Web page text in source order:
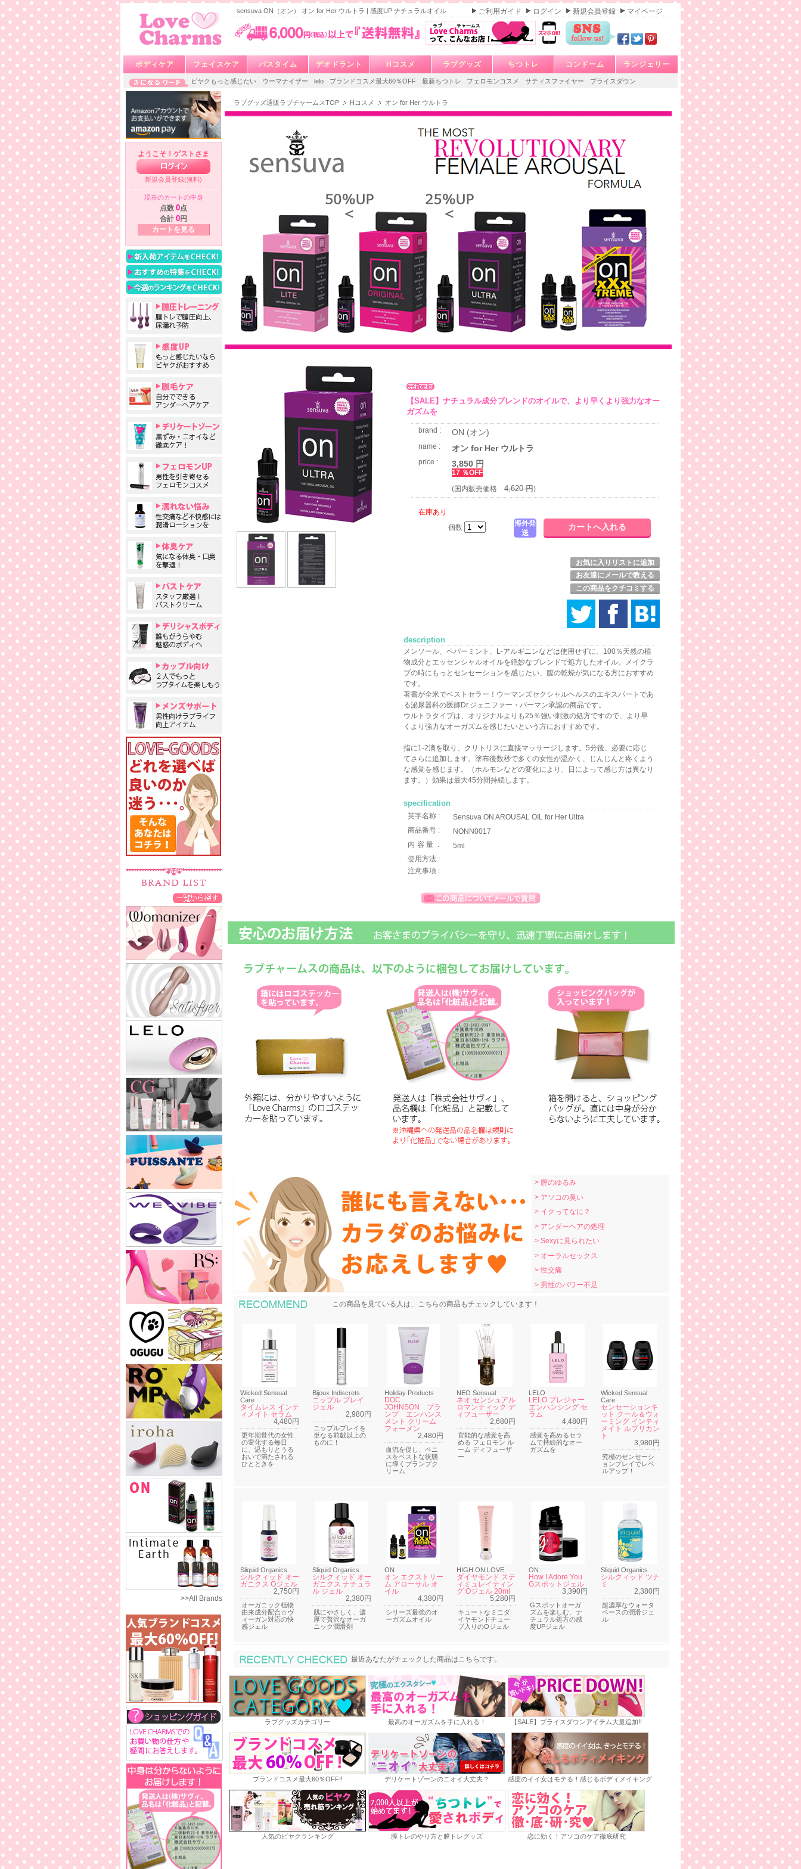
sensuva ON（オン） オン for Her ウルトラ | 感度UP ナチュラルオイル ご利用ガイド ログイン 新規会員登録 マイページ
ボディケア フェイスケア バスタイム デオドラント Hコスメ ラブグッズ ちつトレ コンドーム ランジェリー
ビヤクもっと感じたい ウーマナイザー lelo ブランドコスメ最大60％OFF 最新ちつトレ フェロモンコスメ サティスファイヤー プライスダウン
ようこそ！ゲストさま
新規会員登録(無料)
現在のカートの中身
点数 0点
合計 0円
カートを見る
>>All Brands
ラブグッズ通販ラブチャームスTOP Hコスメ オン for Her ウルトラ
【SALE】ナチュラル成分ブレンドのオイルで、より早くより強力なオー
ガズムを
brand : ON (オン)
name : オン for Her ウルトラ
price : 3,850 円
17 ％OFF
(国内販売価格4,620 円)
在庫あり
個数
海外発
送
お気に入りリストに追加
お友達にメールで教える
この商品をクチコミする
description
メンソール、ペパーミント、L-アルギニンなどは使用せずに、100％天然の植
物成分とエッセンシャルオイルを絶妙なブレンドで処方したオイル。メイクラ
ブの時にもっとセンセーションを感じたい、膣の乾燥が気になる方におすすめ
です。
著書が全米でベストセラー！ウーマンズセクシャルヘルスのエキスパートであ
る泌尿器科の医師Dr.ジェニファー・バーマン承認の商品です。
ウルトラタイプは、オリジナルよりも25％強い刺激の処方ですので、より早
くより強力なオーガズムを感じたいという方におすすめです。
指に1-2滴を取り、クリトリスに直接マッサージします。5分後、必要に応じ
てさらに追加します。塗布後数秒で多くの女性が温かく、じんじんと疼くよう
な感覚を感じます。（ホルモンなどの変化により、日によって感じ方は異なり
ます。）効果は最大45分間持続します。
specification
英字名称 :
Sensuva ON AROUSAL OIL for Her Ultra
商品番号 :
NONN0017
内容量 :
5ml
使用方法 :
注意事項 :
> 膣のゆるみ
> アソコの臭い
> イクってなに？
> アンダーヘアの処理
> Sexyに見られたい
> オーラルセックス
> 性交痛
> 男性のパワー不足
おすすめ商品
この商品を見ている人は、こちらの商品もチェックしています！
Wicked Sensual
Care
タイムレス インテ
ィメイト セラム
4,480円
更年期世代の女性
の変化する毎日
に、温もりとうる
おいで満たされる
ひとときを
Bijoux Indiscrets
ニップル プレイ
ジェル
2,980円
ニップルプレイを
単なる前戯以上の
ものに！
Holiday Products
DOC
JOHNSON プラ
ンプ エンハンス
メント クリーム
フォーメン
2,480円
血流を促し、ペニ
スをベストな状態
に導くプランプク
リーム
NEO Sensual
ネオ センシュアル
ロマンティック デ
ィフューザー
2,680円
官能的な感覚を高
める フェロモン ル
ーム ディフューザ
ー
LELO
LELO プレジャー
エンハンシング セ
ラム
4,480円
感覚を高めるセラ
ムで持続的なオー
ガズムを
Wicked Sensual
Care
センセーションキ
ット クール＆ウォ
ーミング インティ
メイト ルブリカン
ト
3,980円
究極のセンセーシ
ョンプレイでレベ
ルアップ！
Sliquid Organics
シルクィッド オー
ガニクス Oジェル
2,750円
オーガニック植物
由来成分配合☆ヴ
ィーガン対応の快
感ジェル
Sliquid Organics
シルクィッド オー
ガニクス ナチュラ
ル ジェル
2,380円
肌にやさしく、濃
厚で贅沢なオーガ
ニック潤滑剤
ON
オン エクストリー
ム アローサル オ
イル
4,380円
シリーズ最強のオ
ーガズムオイル
HIGH ON LOVE
ダイヤモンド ステ
ィミュレイティン
グ Oジェル 20ml
5,280円
キュートなミニダ
イヤモンドチュー
ブ入りのOジェル
ON
How I Adore You
Gスポットジェル
3,390円
Gスポットオーガ
ズムを楽しむ、ナ
チュラル処方の感
度UPジェル
Sliquid Organics
シルクィッド ツナ
ミ
2,380円
超濃厚なウォータ
ベースの潤滑ジェ
ル
最近あなたがチェックした商品
最近あなたがチェックした商品はこちらです。
ラブグッズカテゴリー 最高のオーガズムを手に入れる！ 【SALE】プライスダウンアイテム大量追加!!
ブランドコスメ最大60％OFF!! デリケートゾーンのニオイ大丈夫？ 感度のイイ女はモテる！感じるボディメイキング
人気のビヤクランキング 膣トレのやり方と膣トレグッズ 恋に効く！アソコのケア徹底研究